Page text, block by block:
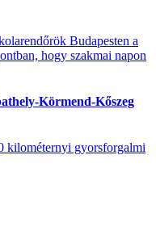
Budapesten a
hogy szakmai napon
Körmend-Kőszeg
kilométernyi gyorsforgalmi